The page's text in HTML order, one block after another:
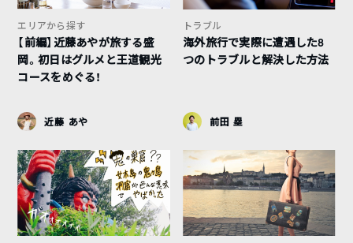
エリアから探す
【前編】近藤あやが旅する盛
岡。初日はグルメと王道観光
コースをめぐる！
近藤 あや
トラブル
海外旅行で実際に遭遇した8
つのトラブルと解決した方法
前田 塁